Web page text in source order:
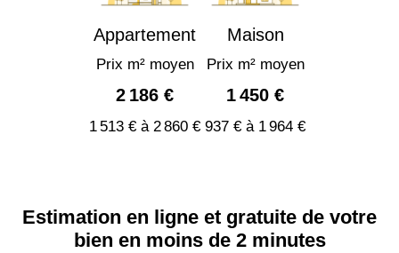
Appartement
Prix m² moyen
2 186 €
1 513 € à 2 860 €
Maison
Prix m² moyen
1 450 €
937 € à 1 964 €
Estimation en ligne et gratuite de votre
bien en moins de 2 minutes